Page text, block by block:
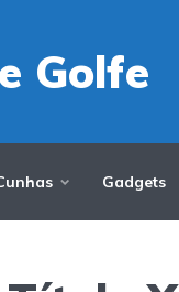
Golfe
Gadgets